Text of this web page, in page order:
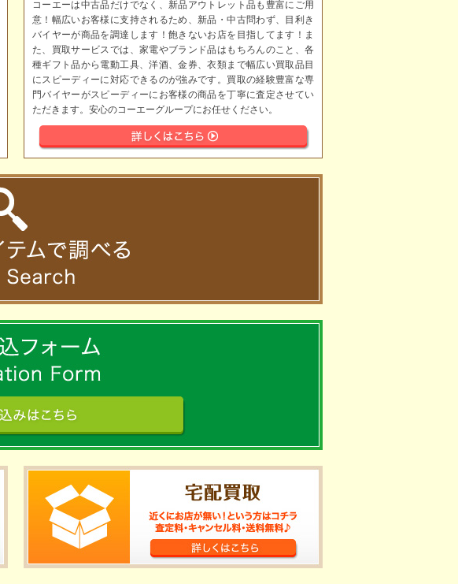
コーエーは中古品だけでなく、新品アウトレット品も豊富にご用
意！幅広いお客様に支持されるため、新品・中古問わず、目利き
バイヤーが商品を調達します！飽きないお店を目指してます！ま
た、買取サービスでは、家電やブランド品はもちろんのこと、各
種ギフト品から電動工具、洋酒、金券、衣類まで幅広い買取品目
にスピーディーに対応できるのが強みです。買取の経験豊富な専
門バイヤーがスピーディーにお客様の商品を丁寧に査定させてい
ただきます。安心のコーエーグループにお任せください。